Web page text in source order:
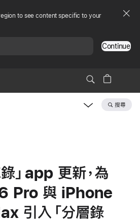
to see content specific to your
Continue
搜尋
」app 更新，為
Pro 與 iPhone
引入「分層錄